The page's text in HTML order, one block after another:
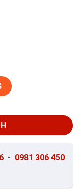
- 0981 306 450